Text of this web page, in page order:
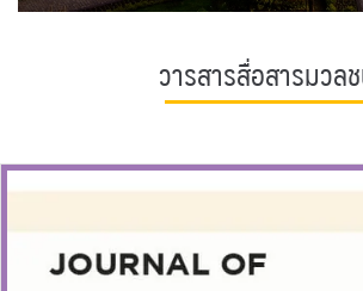
วารสารสื่อสารมวล